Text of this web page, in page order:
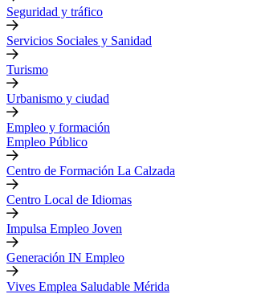
Seguridad y tráfico
Servicios Sociales y Sanidad
Turismo
Urbanismo y ciudad
Empleo y formación
Empleo Público
Centro de Formación La Calzada
Centro Local de Idiomas
Impulsa Empleo Joven
Generación IN Empleo
Vives Emplea Saludable Mérida